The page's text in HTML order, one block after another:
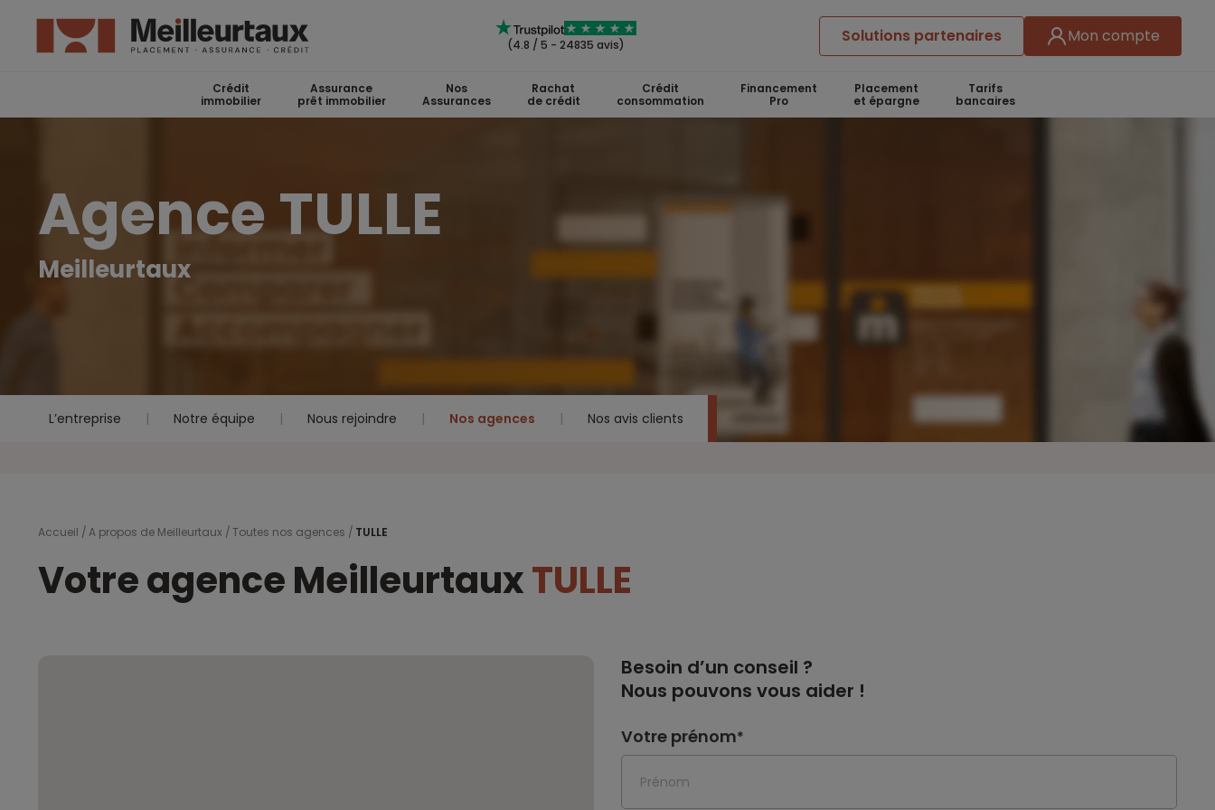
(4.8 / 5 - 24835 avis) Solutions partenaires Mon compte
Crédit
immobilier
Assurance
prêt immobilier
Nos
Assurances
Rachat
de crédit
Crédit
consommation
Financement
Pro
Placement
et épargne
Tarifs
bancaires
Agence TULLE
Meilleurtaux
L’entreprise Notre équipe Nous rejoindre Nos agences Nos avis clients
Accueil A propos de Meilleurtaux Toutes nos agences TULLE
Votre agence MeilleurtauxTULLE
Besoin d’un conseil ?
Nous pouvons vous aider !
Votre prénom*